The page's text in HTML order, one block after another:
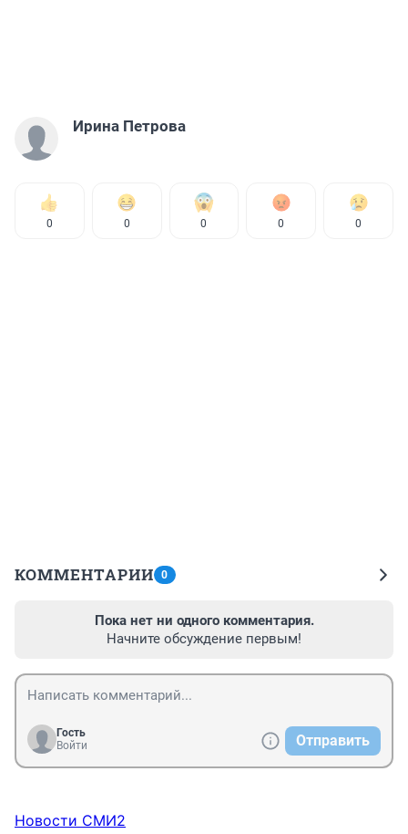
Ирина Петрова
0 0 0 0 0
КОММЕНТАРИИ 0
Пока нет ни одного комментария.
Начните обсуждение первым!
Гость
Войти
Отправить
Новости СМИ2